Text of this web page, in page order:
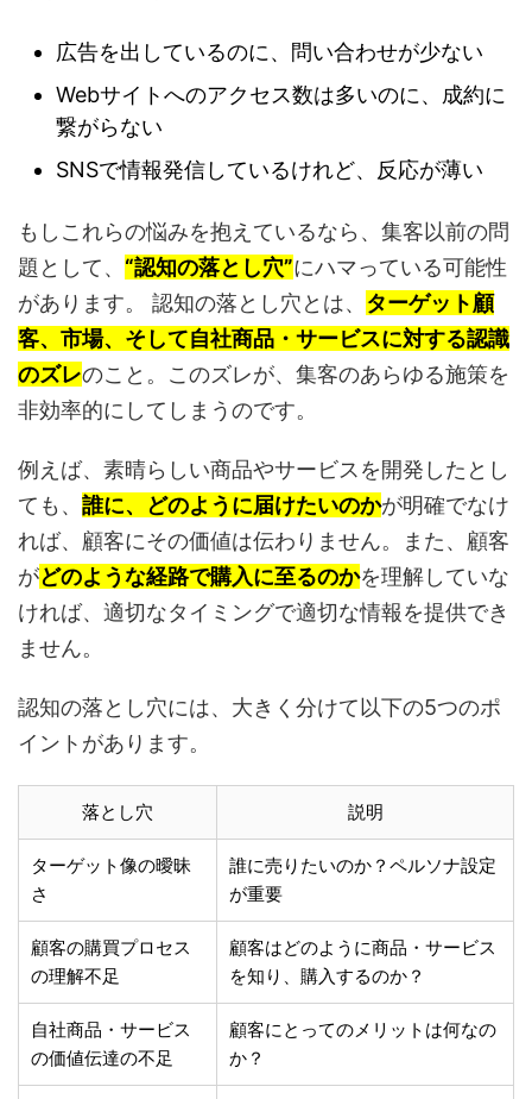
広告を出しているのに、問い合わせが少ない
Webサイトへのアクセス数は多いのに、成約に
繋がらない
SNSで情報発信しているけれど、反応が薄い
もしこれらの悩みを抱えているなら、集客以前の問
題として、 “認知の落とし穴”にハマっている可能性
があります。 認知の落とし穴とは、 ターゲット顧
客、市場、そして自社商品・サービスに対する認識
のズレのこと。このズレが、集客のあらゆる施策を
非効率的にしてしまうのです。
例えば、素晴らしい商品やサービスを開発したとし
ても、 誰に、どのように届けたいのかが明確でなけ
れば、顧客にその価値は伝わりません。また、顧客
がどのような経路で購入に至るのかを理解していな
ければ、適切なタイミングで適切な情報を提供でき
ません。
認知の落とし穴には、大きく分けて以下の5つのポ
イントがあります。
落とし穴 説明
ターゲット像の曖昧
さ
誰に売りたいのか？ペルソナ設定
が重要
顧客の購買プロセス
の理解不足
顧客はどのように商品・サービス
を知り、購入するのか？
自社商品・サービス
の価値伝達の不足
顧客にとってのメリットは何なの
か？